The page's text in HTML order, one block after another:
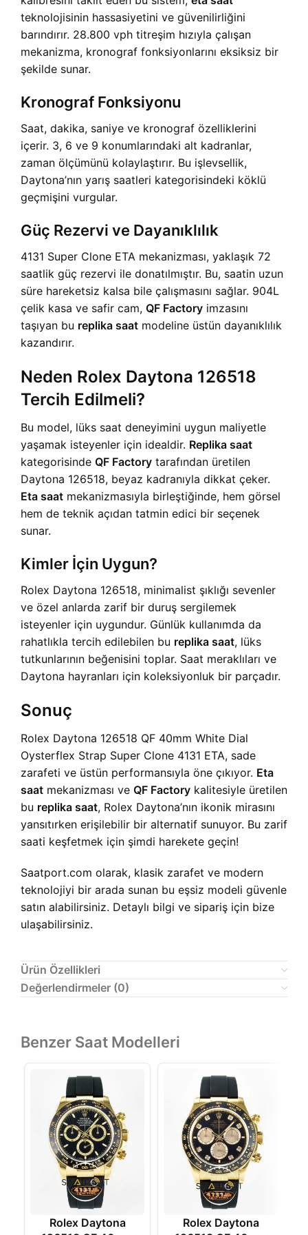
teknolojisinin hassasiyetini ve güvenilirliğini
barındırır. 28.800 vph titreşim hızıyla çalışan
mekanizma, kronograf fonksiyonlarını eksiksiz bir
şekilde sunar.
Kronograf Fonksiyonu
Saat, dakika, saniye ve kronograf özelliklerini
içerir. 3, 6 ve 9 konumlarındaki alt kadranlar,
zaman ölçümünü kolaylaştırır. Bu işlevsellik,
Daytona’nın yarış saatleri kategorisindeki köklü
geçmişini vurgular.
Güç Rezervi ve Dayanıklılık
4131 Super Clone ETA mekanizması, yaklaşık 72
saatlik güç rezervi ile donatılmıştır. Bu, saatin uzun
süre hareketsiz kalsa bile çalışmasını sağlar. 904L
çelik kasa ve safir cam, QF Factory imzasını
taşıyan bu replika saat modeline üstün dayanıklılık
kazandırır.
Neden Rolex Daytona 126518
Tercih Edilmeli?
Bu model, lüks saat deneyimini uygun maliyetle
yaşamak isteyenler için idealdir. Replika saat
kategorisinde QF Factory tarafından üretilen
Daytona 126518, beyaz kadranıyla dikkat çeker.
Eta saat mekanizmasıyla birleştiğinde, hem görsel
hem de teknik açıdan tatmin edici bir seçenek
sunar.
Kimler İçin Uygun?
Rolex Daytona 126518, minimalist şıklığı sevenler
ve özel anlarda zarif bir duruş sergilemek
isteyenler için uygundur. Günlük kullanımda da
rahatlıkla tercih edilebilen bu replika saat, lüks
tutkunlarının beğenisini toplar. Saat meraklıları ve
Daytona hayranları için koleksiyonluk bir parçadır.
Sonuç
Rolex Daytona 126518 QF 40mm White Dial
Oysterflex Strap Super Clone 4131 ETA, sade
zarafeti ve üstün performansıyla öne çıkıyor. Eta
saat mekanizması ve QF Factory kalitesiyle üretilen
bu replika saat, Rolex Daytona’nın ikonik mirasını
yansıtırken erişilebilir bir alternatif sunuyor. Bu zarif
saati keşfetmek için şimdi harekete geçin!
Saatport.com olarak, klasik zarafet ve modern
teknolojiyi bir arada sunan bu eşsiz modeli güvenle
satın alabilirsiniz. Detaylı bilgi ve sipariş için bize
ulaşabilirsiniz.
Ürün Özellikleri
Değerlendirmeler (0)
Benzer Saat Modelleri
Rolex Daytona
Rolex Daytona